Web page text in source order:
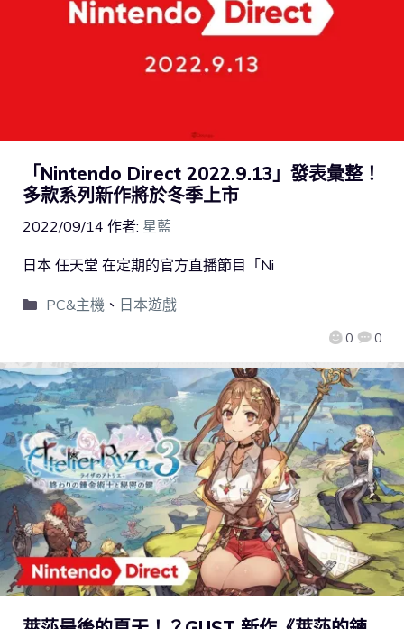
「Nintendo Direct 2022.9.13」發表彙整！
多款系列新作將於冬季上市
2022/09/14 作者: 星藍
0 0
日本 任天堂 在定期的官方直播節目「Ni
PC&主機 、 日本遊戲